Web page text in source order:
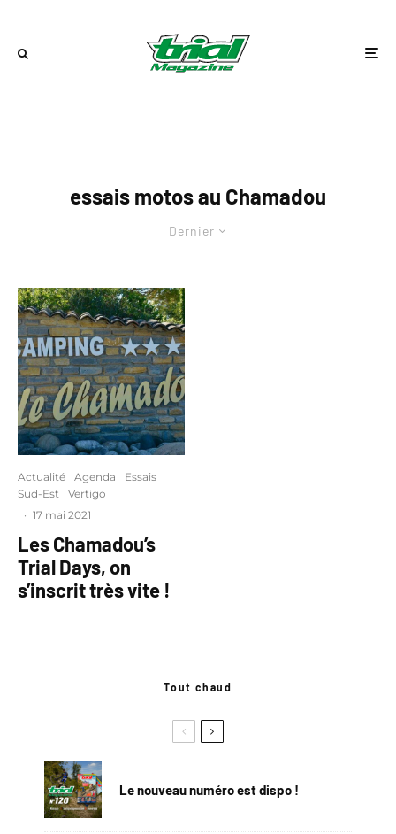
essais motos au Chamadou
Dernier
Actualité Agenda
Essais
Sud-Est
Vertigo
· 17 mai 2021
Les Chamadou’s
Trial Days, on
s’inscrit très vite !
Tout chaud
Le nouveau numéro est dispo !